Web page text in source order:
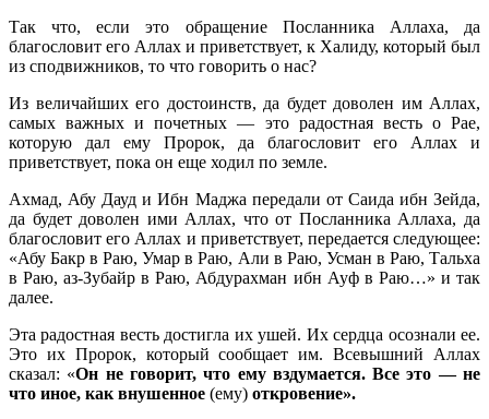
Так что, если это обращение Посланника Аллаха, да
благословит его Аллах и приветствует, к Халиду, который был
из сподвижников, то что говорить о нас?
Из величайших его достоинств, да будет доволен им Аллах,
самых важных и почетных — это радостная весть о Рае,
которую дал ему Пророк, да благословит его Аллах и
приветствует, пока он еще ходил по земле.
Ахмад, Абу Дауд и Ибн Маджа передали от Саида ибн Зейда,
да будет доволен ими Аллах, что от Посланника Аллаха, да
благословит его Аллах и приветствует, передается следующее:
«Абу Бакр в Раю, Умар в Раю, Али в Раю, Усман в Раю, Тальха
в Раю, аз-Зубайр в Раю, Абдурахман ибн Ауф в Раю…» и так
далее.
Эта радостная весть достигла их ушей. Их сердца осознали ее.
Это их Пророк, который сообщает им. Всевышний Аллах
сказал: «Он не говорит, что ему вздумается. Все это — не
что иное, как внушенное (ему) откровение».